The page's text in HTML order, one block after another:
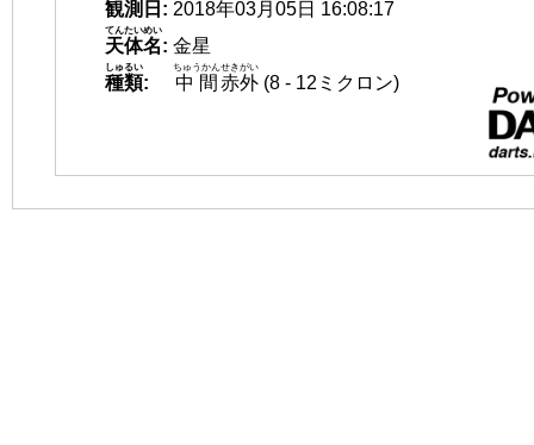
観測 日 : 2018年03月05日 16:08:17
天体名
てんたいめい
: 金星
種類
しゅるい
: 中間
ちゅうかん
赤外
せきがい
(8 - 12ミクロン)